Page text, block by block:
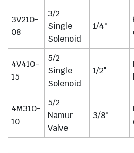
3V210-
08
3/2
Single
Solenoid
1/4"
4V410-
15
5/2
Single
Solenoid
1/2"
4M310-
10
5/2
Namur
Valve
3/8"